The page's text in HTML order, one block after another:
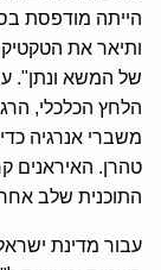
הייתה מודפסת
של המשא ונתן".
הלחץ הכלכלי,
משברי אנרגיה
טהרן. האיראנים
התוכנית שלב
עבור מדינת